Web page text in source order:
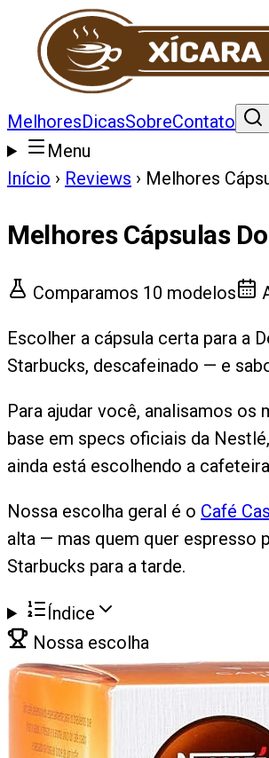
MelhoresDicasSobreContato
Menu
Início › Reviews › Melhores
Melhores Cápsulas
Comparamos 10 modelos
Escolher a cápsula certa para a
Starbucks, descafeinado — e
Para ajudar você, analisamos
base em specs oficiais da
ainda está escolhendo a
Nossa escolha geral é o Café
alta — mas quem quer espresso
Starbucks para a tarde.
Índice
Nossa escolha